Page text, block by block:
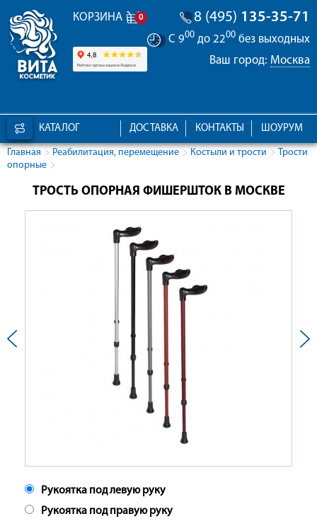
КОРЗИНА 0 8 (495) 135-35-71
С 900 до 2200 без выходных
Ваш город: Москва
КАТАЛОГ ШОУРУМ
КОНТАКТЫ
ДОСТАВКА
Главная Реабилитация, перемещение Костыли и трости
Трости
опорные
ТРОСТЬ ОПОРНАЯ ФИШЕРШТОК В МОСКВЕ
Рукоятка под левую руку
Рукоятка под правую руку